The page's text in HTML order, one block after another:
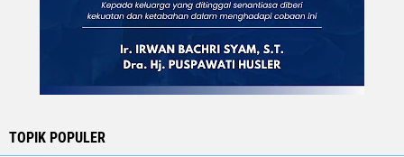
TOPIK POPULER